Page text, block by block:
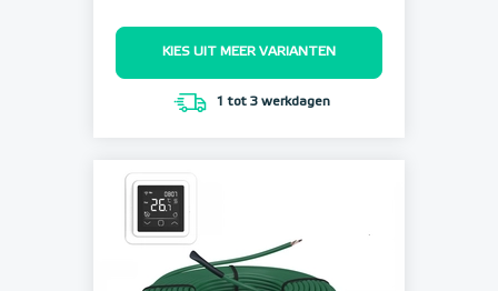
KIES UIT MEER VARIANTEN
1 tot 3 werkdagen